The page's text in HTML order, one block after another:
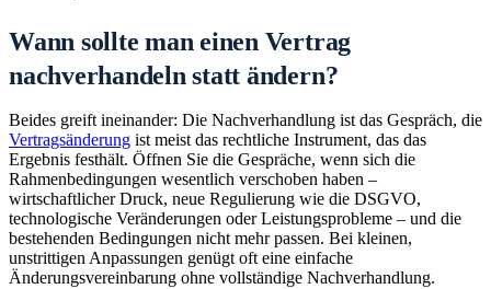
Wann sollte man einen Vertrag
nachverhandeln statt ändern?
Beides greift ineinander: Die Nachverhandlung ist das Gespräch, die
Vertragsänderung ist meist das rechtliche Instrument, das das
Ergebnis festhält. Öffnen Sie die Gespräche, wenn sich die
Rahmenbedingungen wesentlich verschoben haben –
wirtschaftlicher Druck, neue Regulierung wie die DSGVO,
technologische Veränderungen oder Leistungsprobleme – und die
bestehenden Bedingungen nicht mehr passen. Bei kleinen,
unstrittigen Anpassungen genügt oft eine einfache
Änderungsvereinbarung ohne vollständige Nachverhandlung.